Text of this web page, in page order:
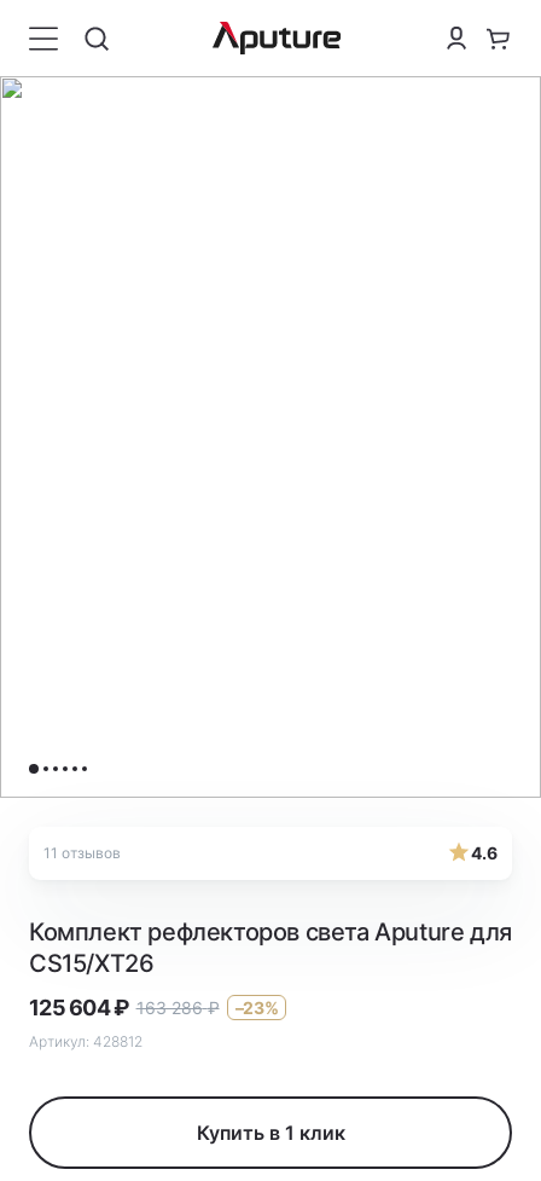
4.6
11 отзывов
Комплект рефлекторов света Aputure для
CS15/XT26
125 604₽ 163 286 ₽ –23%
Артикул: 428812
Купить в 1 клик